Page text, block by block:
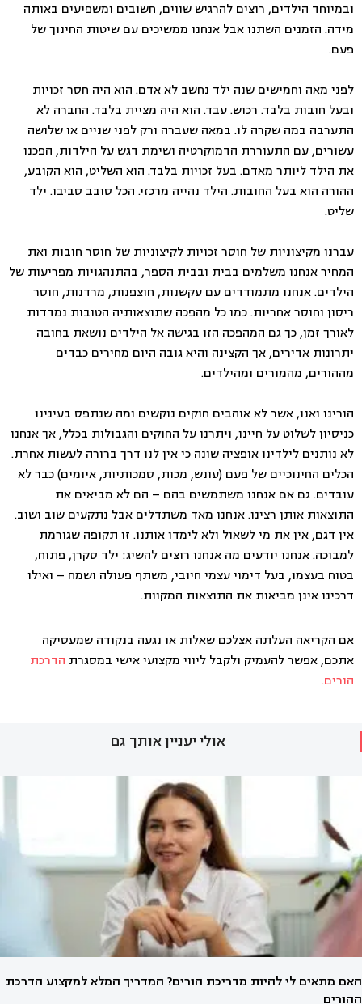
ובמיוחד הילדים, רוצים להרגיש שווים, חשובים ומשפיעים באותה
מידה. הזמנים השתנו אבל אנחנו ממשיכים עם שיטות החינוך של
פעם.
לפני מאה וחמישים שנה ילד נחשב לא אדם. הוא היה חסר זכויות
ובעל חובות בלבד. רכוש. עבד. הוא היה מציית בלבד. החברה לא
התערבה במה שקרה לו. במאה שעברה ורק לפני שניים או שלושה
עשורים, עם התעוררת הדמוקרטיה ושימת דגש על הילדות, הפכנו
את הילד ליותר מאדם. בעל זכויות בלבד. הוא השליט, הוא הקובע,
ההורה הוא בעל החובות. הילד נהייה מרכזי. הכל סובב סביבו. ילד
שליט.
עברנו מקיצוניות של חוסר זכויות לקיצוניות של חוסר חובות ואת
המחיר אנחנו משלמים בבית ובבית הספר, בהתנהגויות מפריעות של
הילדים. אנחנו מתמודדים עם עקשנות, חוצפנות, מרדנות, חוסר
ריסון וחוסר אחריות. כמו כל מהפכה שתוצאותיה הטובות נמדדות
לאורך זמן, כך גם המהפכה הזו בגישה אל הילדים נושאת בחובה
יתרונות אדירים, אך הקצינה והיא גובה היום מחירים כבדים
מההורים, מהמורים ומהילדים.
הורינו ואנו, אשר לא אוהבים חוקים נוקשים ומה שנתפס בעינינו
כניסיון לשלוט על חיינו, ויתרנו על החוקים והגבולות בכלל, אך אנחנו
לא נותנים לילדינו אופציה שונה כי אין לנו דרך ברורה לעשות אחרת.
הכלים החינוכיים של פעם (עונש, מכות, סמכותיות, איומים) כבר לא
עובדים. גם אם אנחנו משתמשים בהם – הם לא מביאים את
התוצאות אותן רצינו. אנחנו מאד משתדלים אבל נתקעים שוב ושוב.
אין דגם, אין את מי לשאול ולא לימדו אותנו. זו תקופה שגורמת
למבוכה. אנחנו יודעים מה אנחנו רוצים להשיג: ילד סקרן, פתוח,
בטוח בעצמו, בעל דימוי עצמי חיובי, משתף פעולה ושמח – ואילו
דרכינו אינן מביאות את התוצאות המקוות.
אם הקריאה העלתה אצלכם שאלות או נגעה בנקודה שמעסיקה
אתכם, אפשר להעמיק ולקבל ליווי מקצועי אישי במסגרת הדרכת
הורים.
אולי יעניין אותך גם